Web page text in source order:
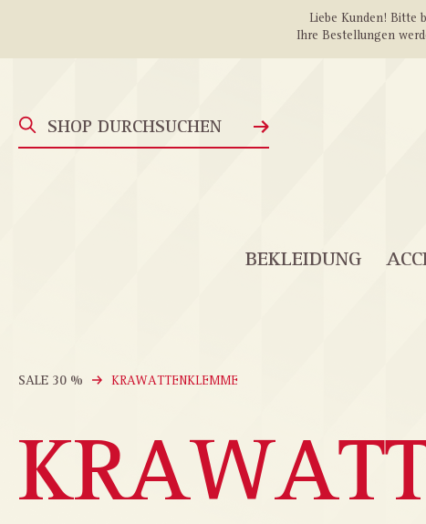
Liebe Kunden! Bitte
Ihre Bestellungen
BEKLEIDUNG
SALE 30 % KRAWATTENKLEMME